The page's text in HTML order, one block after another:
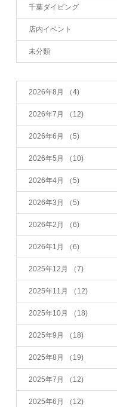
千葉ダイビング
店内イベント
未分類
2026年8月 （4)
2026年7月 （12)
2026年6月 （5)
2026年5月 （10)
2026年4月 （5)
2026年3月 （5)
2026年2月 （6)
2026年1月 （6)
2025年12月 （7)
2025年11月 （12)
2025年10月 （18)
2025年9月 （18)
2025年8月 （19)
2025年7月 （12)
2025年6月 （12)